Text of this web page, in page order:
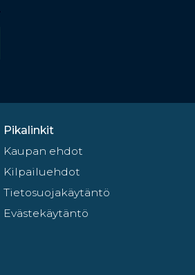
Pikalinkit
Kaupan ehdot
Kilpailuehdot
Tietosuojakäytäntö
Evästekäytäntö